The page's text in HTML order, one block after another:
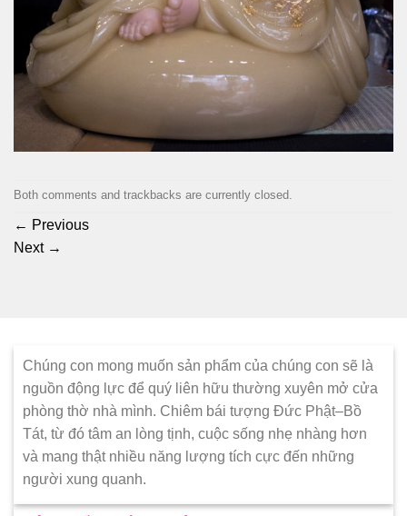
Both comments and trackbacks are currently closed.
← Previous
Next →
Chúng con mong muốn sản phẩm của chúng con sẽ là
nguồn động lực để quý liên hữu thường xuyên mở cửa
phòng thờ nhà mình. Chiêm bái tượng Đức Phật–Bồ
Tát, từ đó tâm an lòng tịnh, cuộc sống nhẹ nhàng hơn
và mang thật nhiều năng lượng tích cực đến những
người xung quanh.